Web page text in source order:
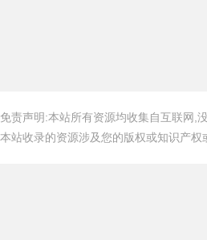
免责声明:本站所有资源均收集自互联网,
本站收录的资源涉及您的版权或知识产